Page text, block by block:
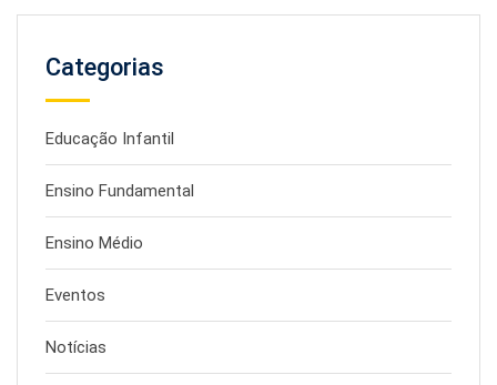
Categorias
Educação Infantil
Ensino Fundamental
Ensino Médio
Eventos
Notícias